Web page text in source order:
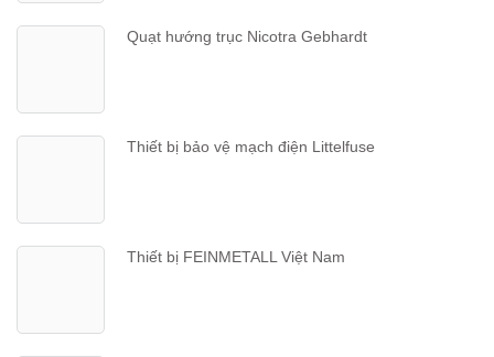
Quạt hướng trục Nicotra Gebhardt
Thiết bị bảo vệ mạch điện Littelfuse
Thiết bị FEINMETALL Việt Nam